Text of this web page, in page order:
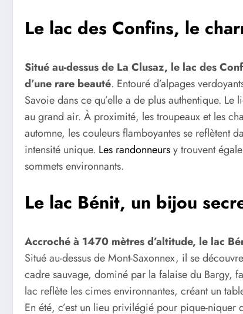
Le lac des Confins, le
Situé au-dessus de La Clusaz, le lac des
d’une rare beauté. Entouré d’alpages
Savoie dans ce qu’elle a de plus authentique.
au grand air. À proximité, les troupeaux et les
automne, les couleurs flamboyantes se reflètent
intensité unique. Les randonneursy trouvent
sommets environnants.
Le lac Bénit, un bijou
Accroché à 1470 mètres d’altitude, le lac
Situé au-dessus de Mont-Saxonnex, il se
cadre sauvage, dominé par la falaise du Bargy,
lac reflète les cimes environnantes, créant un
En été, c’est un lieu privilégié pour pique-niquer